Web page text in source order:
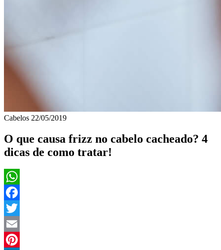
Cabelos 22/05/2019
O que causa frizz no cabelo cacheado? 4
dicas de como tratar!
WhatsApp
Facebook
Twitter
Email